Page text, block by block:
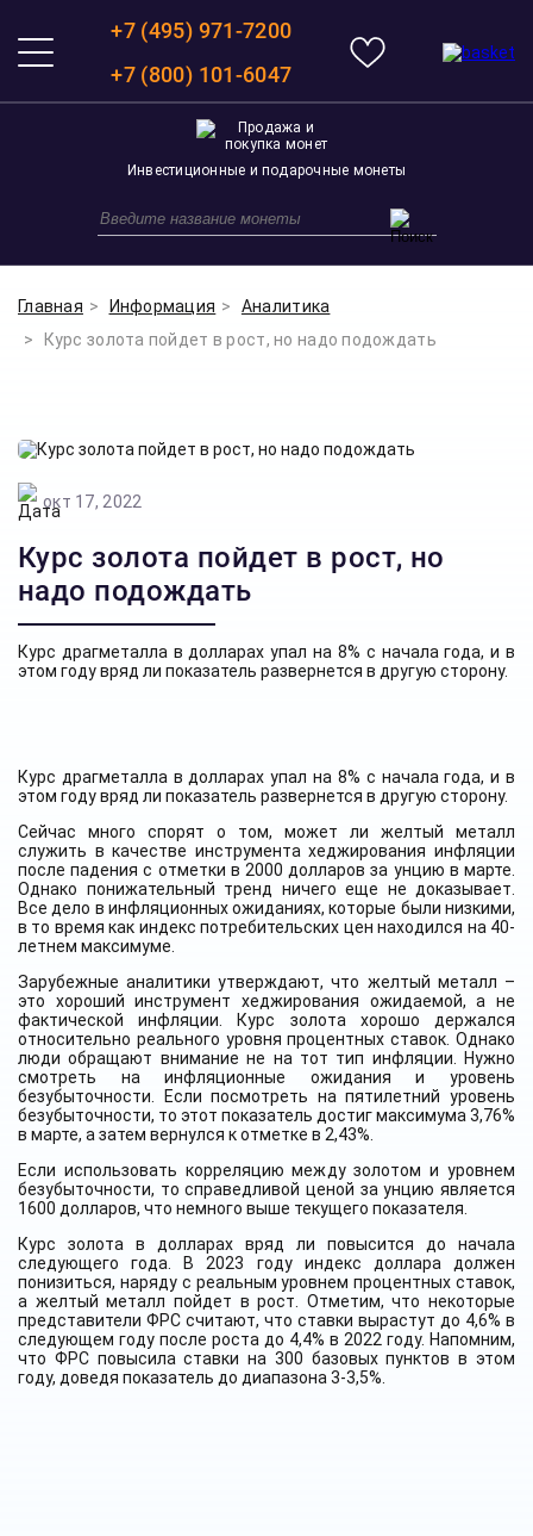
+7 (495) 971-7200
+7 (800) 101-6047
Инвестиционные и подарочные монеты
Главная Информация
Аналитика
Курс золота пойдет в рост, но надо подождать
окт 17, 2022
Курс золота пойдет в рост, но
надо подождать
Курс драгметалла в долларах упал на 8% с начала года, и в
этом году вряд ли показатель развернется в другую сторону.
Курс драгметалла в долларах упал на 8% с начала года, и в
этом году вряд ли показатель развернется в другую сторону.
Сейчас много спорят о том, может ли желтый металл
служить в качестве инструмента хеджирования инфляции
после падения с отметки в 2000 долларов за унцию в марте.
Однако понижательный тренд ничего еще не доказывает.
Все дело в инфляционных ожиданиях, которые были низкими,
в то время как индекс потребительских цен находился на 40-
летнем максимуме.
Зарубежные аналитики утверждают, что желтый металл –
это хороший инструмент хеджирования ожидаемой, а не
фактической инфляции. Курс золота хорошо держался
относительно реального уровня процентных ставок. Однако
люди обращают внимание не на тот тип инфляции. Нужно
смотреть на инфляционные ожидания и уровень
безубыточности. Если посмотреть на пятилетний уровень
безубыточности, то этот показатель достиг максимума 3,76%
в марте, а затем вернулся к отметке в 2,43%.
Если использовать корреляцию между золотом и уровнем
безубыточности, то справедливой ценой за унцию является
1600 долларов, что немного выше текущего показателя.
Курс золота в долларах вряд ли повысится до начала
следующего года. В 2023 году индекс доллара должен
понизиться, наряду с реальным уровнем процентных ставок,
а желтый металл пойдет в рост. Отметим, что некоторые
представители ФРС считают, что ставки вырастут до 4,6% в
следующем году после роста до 4,4% в 2022 году. Напомним,
что ФРС повысила ставки на 300 базовых пунктов в этом
году, доведя показатель до диапазона 3-3,5%.